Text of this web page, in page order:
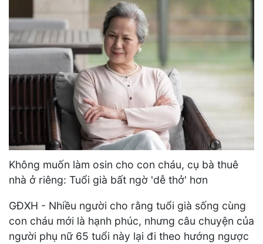
Không muốn làm osin cho con cháu, cụ bà thuê
nhà ở riêng: Tuổi già bất ngờ 'dễ thở' hơn
GĐXH - Nhiều người cho rằng tuổi già sống cùng
con cháu mới là hạnh phúc, nhưng câu chuyện của
người phụ nữ 65 tuổi này lại đi theo hướng ngược